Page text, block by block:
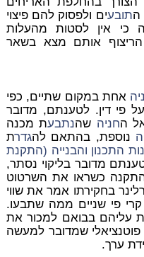
התובעים ולפסוק להם פיצוי
כי אין לסטות מהעלות
הריצוף אותם מצא בשאר
אחת במקום שתיים, כפי
פי דין. לטענתם, מדובר
החניה שהנתבעת מכנה
נוספת, בהתאם להגדרת
התכנון והבנייה (התקנת
1983. לטענתם מדובר בליקוי נסתר,
כשראו את השרטוט
בחקירתו אמר את שווי
בסך של 40,000 ₪, קרי פי שניים ממה שתבעו.
עליהם בבואם למכור את
פוטנציאלי שמדובר למעשה
ערך.